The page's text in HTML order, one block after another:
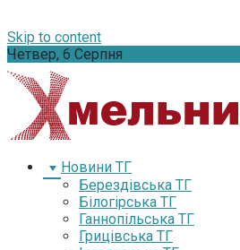
Skip to content
Четвер, 6 Серпня
Новини ТГ
Берездівська ТГ
Білогірська ТГ
Ганнопільська ТГ
Грицівська ТГ